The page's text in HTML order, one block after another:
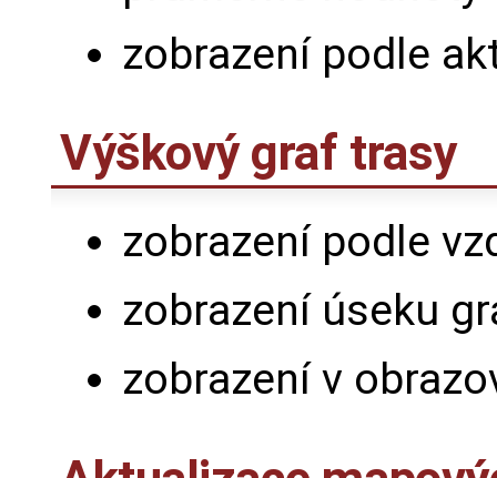
zobrazení podle
Výškový graf trasy
zobrazení podle
zobrazení úseku
zobrazení v